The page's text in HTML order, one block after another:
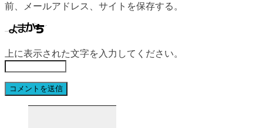
前、メールアドレス、サイトを保存する。
上に表示された文字を入力してください。